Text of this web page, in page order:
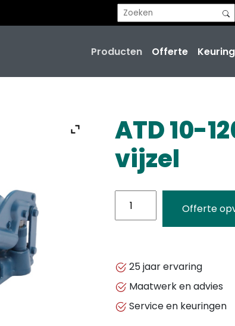
Producten Offerte
ATD 10-
vijzel
lage
aantal
Offerte
25 jaar ervaring
Maatwerk en advies
Service en keuringen